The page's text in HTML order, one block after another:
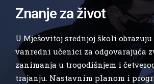
Znanje za život
U Mješovitoj srednjoj školi
vanredni učenici za odgovarajuća
zanimanja u trogodišnjem i
trajanju. Nastavnim planom i